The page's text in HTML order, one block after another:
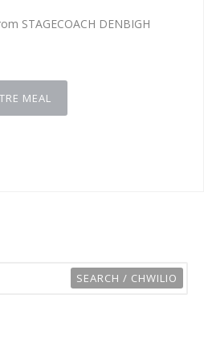
STAGECOACH DENBIGH
MEAL